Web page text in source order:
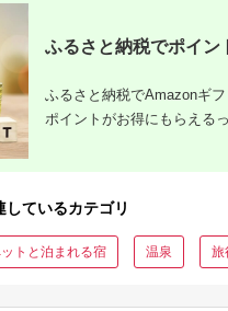
ふるさと納税でポイン
ふるさと納税でAmazonギ
ポイントがお得にもらえる
ているカテゴリ
トと泊まれる宿 温泉 旅